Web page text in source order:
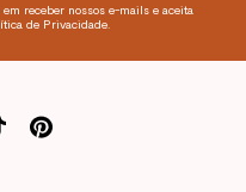
receber nossos e-mails e aceita
de Privacidade.